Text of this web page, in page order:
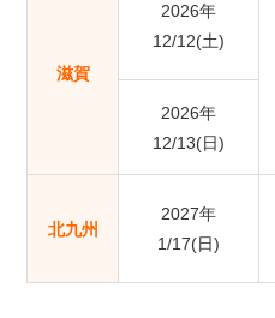
滋賀
2026年
12/12(土)
2026年
12/13(日)
北九州
2027年
1/17(日)